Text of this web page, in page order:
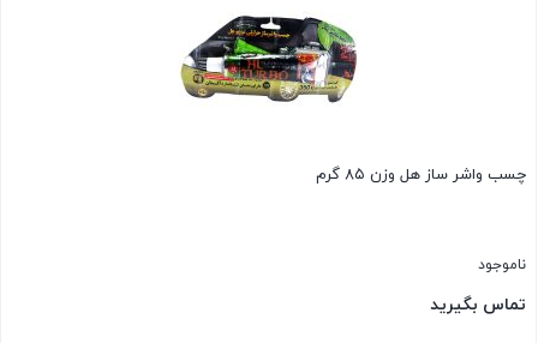
چسب واشر ساز هل وزن ۸۵ گرم
ناموجود
تماس بگیرید